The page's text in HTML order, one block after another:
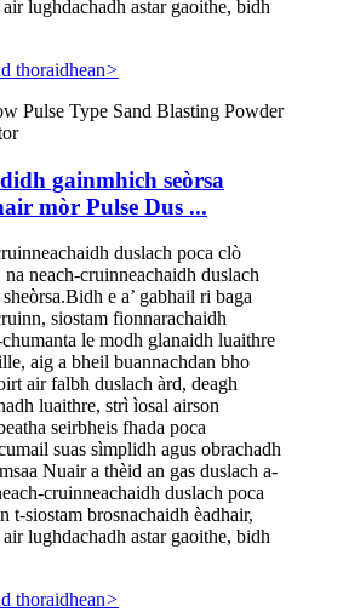
lughdachadh astar gaoithe, bidh
thoraidhean>
gainmhich seòrsa
mòr Pulse Dus ...
duslach poca clò
neach-cruinneachaidh duslach
e a’ gabhail ri baga
siostam fionnarachaidh
le modh glanaidh luaithre
aig a bheil buannachdan bho
air falbh duslach àrd, deagh
luaithre, strì ìosal airson
seirbheis fhada poca
suas sìmplidh agus obrachadh
Nuair a thèid an gas duslach a-
cruinneachaidh duslach poca
t-siostam brosnachaidh èadhair,
lughdachadh astar gaoithe, bidh
thoraidhean>